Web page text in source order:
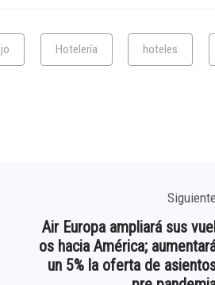
Hotelería hoteles
Air Europa ampliará sus vuel
os hacia América;
un 5% la oferta de